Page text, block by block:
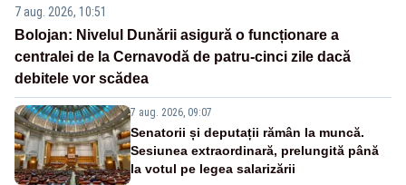
7 aug. 2026, 10:51
Bolojan: Nivelul Dunării asigură o funcționare a
centralei de la Cernavodă de patru-cinci zile dacă
debitele vor scădea
7 aug. 2026, 09:07
Senatorii și deputații rămân la muncă.
Sesiunea extraordinară, prelungită până
la votul pe legea salarizării